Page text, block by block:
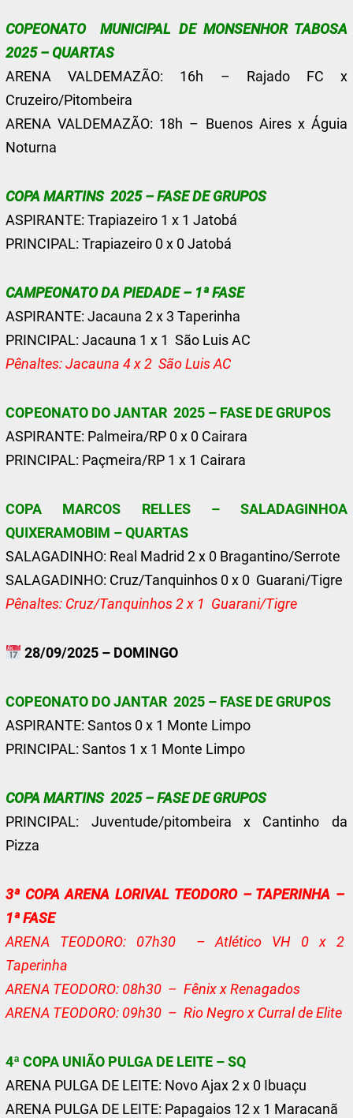
COPEONATO MUNICIPAL DE MONSENHOR TABOSA
2025 – QUARTAS
ARENA VALDEMAZÃO: 16h – Rajado FC x
Cruzeiro/Pitombeira
ARENA VALDEMAZÃO: 18h – Buenos Aires x Águia
Noturna
COPA MARTINS 2025 – FASE DE GRUPOS
ASPIRANTE: Trapiazeiro 1 x 1 Jatobá
PRINCIPAL: Trapiazeiro 0 x 0 Jatobá
CAMPEONATO DA PIEDADE – 1ª FASE
ASPIRANTE: Jacauna 2 x 3 Taperinha
PRINCIPAL: Jacauna 1 x 1 São Luis AC
Pênaltes: Jacauna 4 x 2 São Luis AC
COPEONATO DO JANTAR 2025 – FASE DE GRUPOS
ASPIRANTE: Palmeira/RP 0 x 0 Cairara
PRINCIPAL: Paçmeira/RP 1 x 1 Cairara
COPA MARCOS RELLES – SALADAGINHOA
QUIXERAMOBIM – QUARTAS
SALAGADINHO: Real Madrid 2 x 0 Bragantino/Serrote
SALAGADINHO: Cruz/Tanquinhos 0 x 0 Guarani/Tigre
Pênaltes: Cruz/Tanquinhos 2 x 1 Guarani/Tigre
28/09/2025 – DOMINGO
COPEONATO DO JANTAR 2025 – FASE DE GRUPOS
ASPIRANTE: Santos 0 x 1 Monte Limpo
PRINCIPAL: Santos 1 x 1 Monte Limpo
COPA MARTINS 2025 – FASE DE GRUPOS
PRINCIPAL: Juventude/pitombeira x Cantinho da
Pizza
3ª COPA ARENA LORIVAL TEODORO – TAPERINHA –
1ª FASE
ARENA TEODORO: 07h30 – Atlético VH 0 x 2
Taperinha
ARENA TEODORO: 08h30 – Fênix x Renagados
ARENA TEODORO: 09h30 – Rio Negro x Curral de Elite
4ª COPA UNIÃO PULGA DE LEITE – SQ
ARENA PULGA DE LEITE: Novo Ajax 2 x 0 Ibuaçu
ARENA PULGA DE LEITE: Papagaios 12 x 1 Maracanã